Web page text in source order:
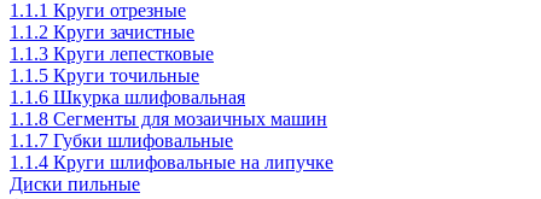
1.1.1 Круги отрезные
1.1.2 Круги зачистные
1.1.3 Круги лепестковые
1.1.5 Круги точильные
1.1.6 Шкурка шлифовальная
1.1.8 Сегменты для мозаичных машин
1.1.7 Губки шлифовальные
1.1.4 Круги шлифовальные на липучке
Диски пильные